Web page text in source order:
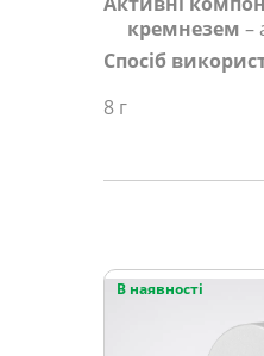
кремнезем –
Спосіб
8 г
В наявності